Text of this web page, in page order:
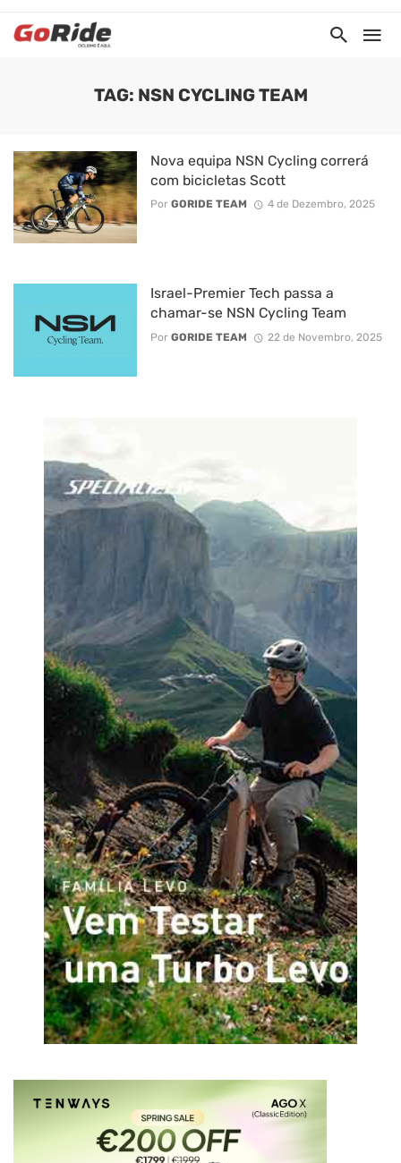
TAG: NSN CYCLING TEAM
Nova equipa NSN Cycling correrá
com bicicletas Scott
Por GORIDE TEAM 4 de Dezembro, 2025
Israel-Premier Tech passa a
chamar-se NSN Cycling Team
Por GORIDE TEAM 22 de Novembro, 2025